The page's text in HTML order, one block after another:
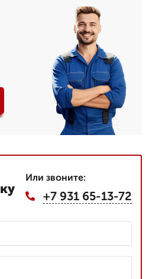
Или звоните:
+7 931 65-13-72